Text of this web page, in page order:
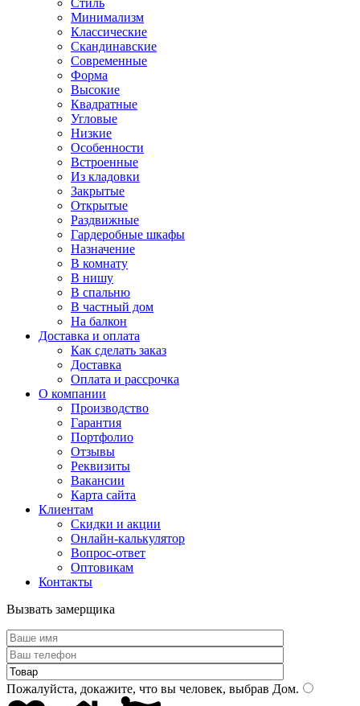
Стиль
Минимализм
Классические
Скандинавские
Современные
Форма
Высокие
Квадратные
Угловые
Низкие
Особенности
Встроенные
Из кладовки
Закрытые
Открытые
Раздвижные
Гардеробные шкафы
Назначение
В комнату
В нишу
В спальню
В частный дом
На балкон
Доставка и оплата
Как сделать заказ
Доставка
Оплата и рассрочка
О компании
Производство
Гарантия
Портфолио
Отзывы
Реквизиты
Вакансии
Карта сайта
Клиентам
Скидки и акции
Онлайн-калькулятор
Вопрос-ответ
Оптовикам
Контакты
Вызвать замерщика
Пожалуйста, докажите, что вы человек, выбрав Дом.